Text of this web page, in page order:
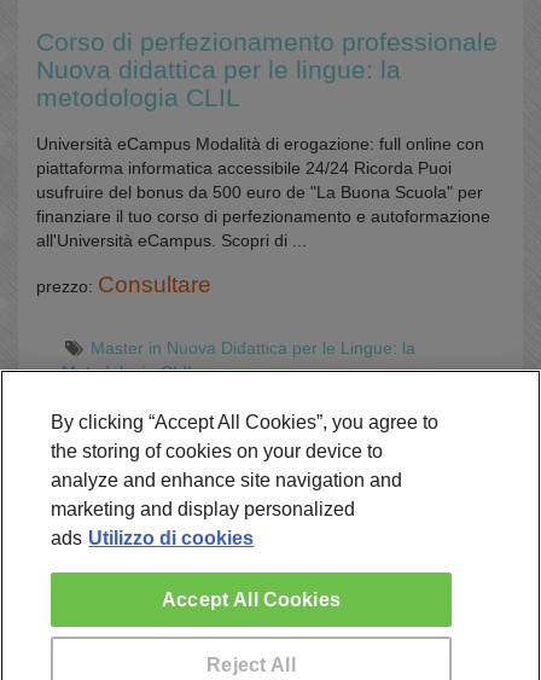
Corso di perfezionamento professionale
Nuova didattica per le lingue: la
metodologia CLIL
Università eCampus Modalità di erogazione: full online con
piattaforma informatica accessibile 24/24 Ricorda Puoi
usufruire del bonus da 500 euro de "La Buona Scuola" per
finanziare il tuo corso di perfezionamento e autoformazione
all'Università eCampus. Scopri di ...
prezzo: Consultare
Master in Nuova Didattica per le Lingue: la
Metodologia CLIL
Richiedi Informazioni
By clicking “Accept All Cookies”, you agree to
the storing of cookies on your device to
analyze and enhance site navigation and
marketing and display personalized
ads Utilizzo di cookies
Reject All
Accept All Cookies